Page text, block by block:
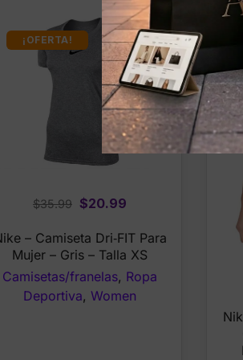
¡OFERTA!
$35.99 Original
was:
$35.99.
$20.99
is:
$20.99.
– Camiseta Dri‑FIT Para
Mujer – Gris – Talla XS
Camisetas/franelas, Ropa
Deportiva, Women